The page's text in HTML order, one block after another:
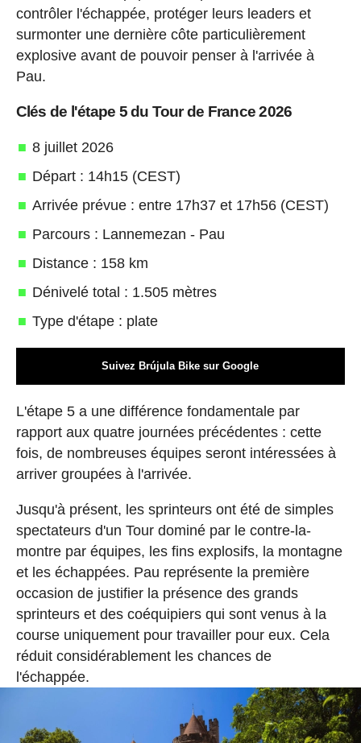
contrôler l'échappée, protéger leurs leaders et
surmonter une dernière côte particulièrement
explosive avant de pouvoir penser à l'arrivée à
Pau.
Clés de l'étape 5 du Tour de France 2026
8 juillet 2026
Départ : 14h15 (CEST)
Arrivée prévue : entre 17h37 et 17h56 (CEST)
Parcours : Lannemezan - Pau
Distance : 158 km
Dénivelé total : 1.505 mètres
Type d'étape : plate
Suivez Brújula Bike sur Google
L'étape 5 a une différence fondamentale par
rapport aux quatre journées précédentes : cette
fois, de nombreuses équipes seront intéressées à
arriver groupées à l'arrivée.
Jusqu'à présent, les sprinteurs ont été de simples
spectateurs d'un Tour dominé par le contre-la-
montre par équipes, les fins explosifs, la montagne
et les échappées. Pau représente la première
occasion de justifier la présence des grands
sprinteurs et des coéquipiers qui sont venus à la
course uniquement pour travailler pour eux. Cela
réduit considérablement les chances de
l'échappée.